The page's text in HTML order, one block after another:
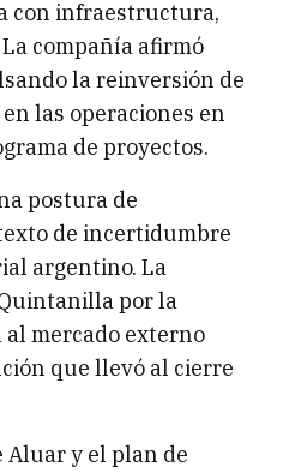
con infraestructura,
compañía afirmó
la reinversión de
las operaciones en
de proyectos.
postura de
de incertidumbre
argentino. La
por la
mercado externo
que llevó al cierre
Aluar y el plan de